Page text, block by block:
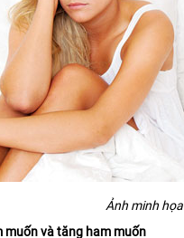
Ảnh minh họa
muốn và tăng ham muốn